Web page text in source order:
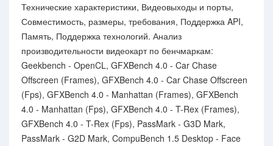
Технические характеристики, Видеовыходы и порты,
Совместимость, размеры, требования, Поддержка API,
Память, Поддержка технологий. Анализ
производительности видеокарт по бенчмаркам:
Geekbench - OpenCL, GFXBench 4.0 - Car Chase
Offscreen (Frames), GFXBench 4.0 - Car Chase Offscreen
(Fps), GFXBench 4.0 - Manhattan (Frames), GFXBench
4.0 - Manhattan (Fps), GFXBench 4.0 - T-Rex (Frames),
GFXBench 4.0 - T-Rex (Fps), PassMark - G3D Mark,
PassMark - G2D Mark, CompuBench 1.5 Desktop - Face